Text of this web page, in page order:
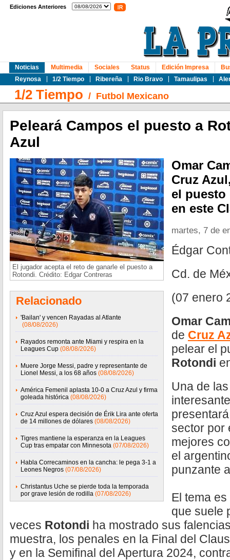
Ediciones Anteriores
Noticias
Reynosa
1/2 Tiempo Ribereña Rio Bravo Tamaulipas
Multimedia Sociales Status Edición Impresa
1/2 Tiempo / Futbol Mexicano
Peleará Campos el puesto a
Azul
El jugador acepta el reto de ganarle el puesto a
Rotondi. Crédito: Edgar Contreras
Relacionado
'Bailan' y vencen Rayadas al Atlante
(08/08/2026)
Rayados remonta ante Miami y respira en la
Leagues Cup (08/08/2026)
Muere Jorge Messi, padre y representante de
Lionel Messi, a los 68 años (08/08/2026)
América Femenil aplasta 10-0 a Cruz Azul y firma
goleada histórica (08/08/2026)
Cruz Azul espera decisión de Érik Lira ante oferta
de 14 millones de dólares (08/08/2026)
Tigres mantiene la esperanza en la Leagues
Cup tras empatar con Minnesota (07/08/2026)
Habla Correcaminos en la cancha: le pega 3-1 a
Leones Negros (07/08/2026)
Christantus Uche se pierde toda la temporada
por grave lesión de rodilla (07/08/2026)
Omar
Cruz
el
en este
martes, 7 de
Édgar
Cd. de
(07 enero
Omar
de Cruz
pelear el
Rotondi
Una de
sector por
mejores
el
punzante
El tema
que suele
veces Rotondi ha mostrado sus
muestra, los penales en la Final del
y en la Semifinal del Apertura 2024,